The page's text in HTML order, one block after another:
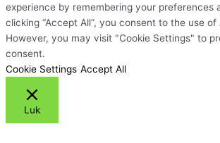
experience by remembering your preferences
clicking “Accept All”, you consent to the use of
However, you may visit "Cookie Settings" to
consent.
Cookie Settings Accept All
Luk